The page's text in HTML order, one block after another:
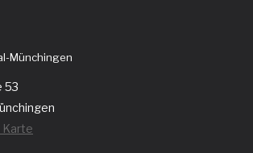
Münchingen
53
Karte